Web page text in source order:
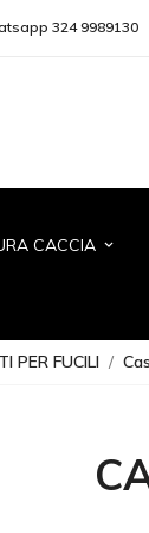
324 9989130
CACCIA keyboard_arrow_down
PER FUCILI